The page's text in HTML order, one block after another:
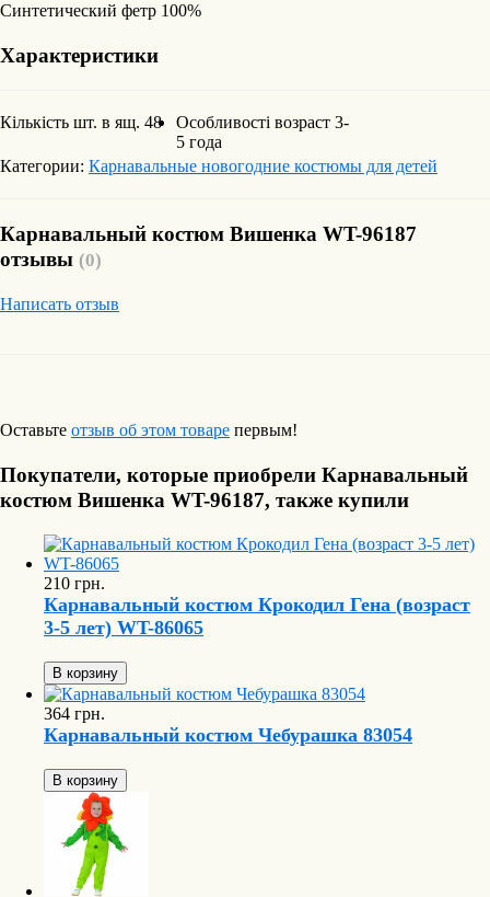
Синтетический фетр 100%
Характеристики
Кількість шт. в ящ. 48 Особливості возраст 3-
5 года
Категории: Карнавальные новогодние костюмы для детей
Карнавальный костюм Вишенка WT-96187
отзывы (0)
Написать отзыв
Оставьте отзыв об этом товаре первым!
Покупатели, которые приобрели Карнавальный
костюм Вишенка WT-96187, также купили
210 грн.
Карнавальный костюм Крокодил Гена (возраст
3-5 лет) WT-86065
В корзину
364 грн.
Карнавальный костюм Чебурашка 83054
В корзину